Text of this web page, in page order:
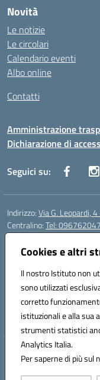
Cookies e altri
Il nostro Istituto non
sono utilizzati
corretto
istituzionali e alla sua
strumenti statistici
Analytics Italia.
Per saperne di più sul
Novità
Le notizie
Le circolari
Calendario eventi
Albo online
Contatti
Amministrazione
Dichiarazione di
Seguici su:
Indirizzo:Via G. Leopardi,
Centralino:Tel:
Email:
Posta elettronica
Codice fiscale:
Codice meccanografico:
Codice Indice delle
Codice unico di
Hosting